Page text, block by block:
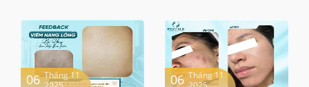
đốm nâu, mảng nám
sậm màu khiến gương
mặt trông già và kém tự
tin hơn. Bài viết này
không chỉ giúp các bạn
giải pháp kết hợp vừa
nâng cơ, vừa làm phẳng
nếp nhăn nhanh chóng
và an toàn. Bài viết này
06 Tháng 11
06 Tháng 11